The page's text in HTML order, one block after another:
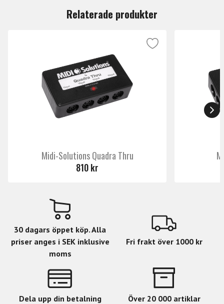
Relaterade produkter
Midi-Solutions Quadra Thru
810 kr
30 dagars öppet köp. Alla
priser anges i SEK inklusive
moms
Fri frakt över 1000 kr
Dela upp din betalning Över 20 000 artiklar